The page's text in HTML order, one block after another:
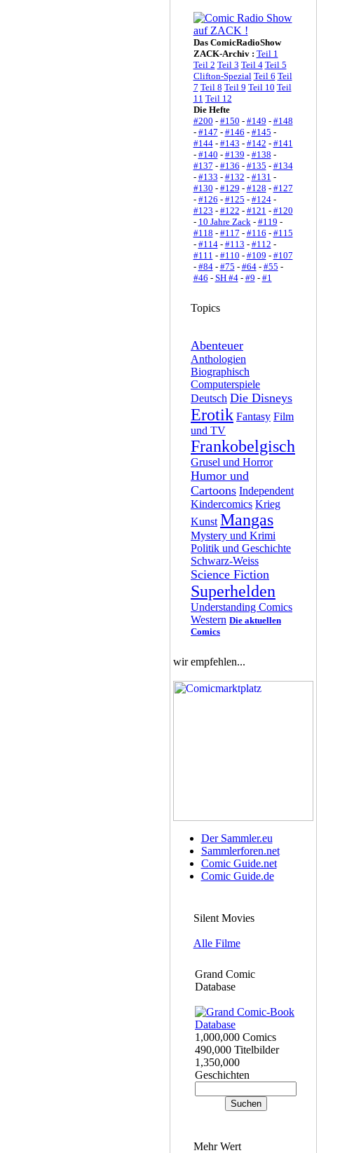
Das ComicRadioShow
ZACK-Archiv : Teil 1
Teil 2 Teil 3 Teil 4 Teil 5
Clifton-Spezial Teil 6 Teil
7 Teil 8 Teil 9 Teil 10 Teil
11 Teil 12
Die Hefte
#200 - #150 - #149 - #148
- #147 - #146 - #145 -
#144- #143 - #142 - #141
- #140 - #139 - #138 -
#137 - #136 - #135 - #134
- #133 - #132 - #131 -
#130 - #129 - #128 - #127
- #126 - #125 - #124-
#123 - #122 - #121 - #120
- 10 Jahre Zack- #119 -
#118 - #117 - #116 - #115
- #114- #113 - #112 -
#111 - #110 - #109 - #107
- #84- #75 - #64- #55 -
#46 - SH #4- #9 - #1
Topics
Abenteuer
Anthologien
Biographisch
Computerspiele
Deutsch Die Disneys
Erotik Fantasy Film
und TV
Frankobelgisch
Grusel und Horror
Humor und
Cartoons Independent
Kindercomics Krieg
Kunst Mangas
Mystery und Krimi
Politik und Geschichte
Schwarz-Weiss
Science Fiction
Superhelden
Understanding Comics
Western Die aktuellen
Comics
wir empfehlen...
Der Sammler.eu
Sammlerforen.net
Comic Guide.net
Comic Guide.de
Silent Movies
Alle Filme
Grand Comic
Database
1,000,000 Comics
490,000 Titelbilder
1,350,000
Geschichten
Mehr Wert